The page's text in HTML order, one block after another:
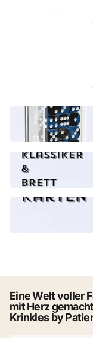
Eine Welt voller
mit Herz
Krinkles by